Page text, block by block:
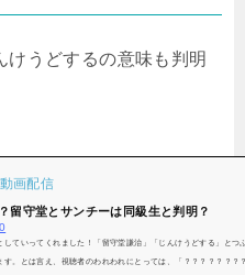
けうどするの意味も判明
画配信
留守堂とサンチーは同級生と判明？
ていってくれました！「留守堂謙治」「じんけうどする」とつ
。とは言え、視聴者のわれわれにとっては、「？？？？？？？